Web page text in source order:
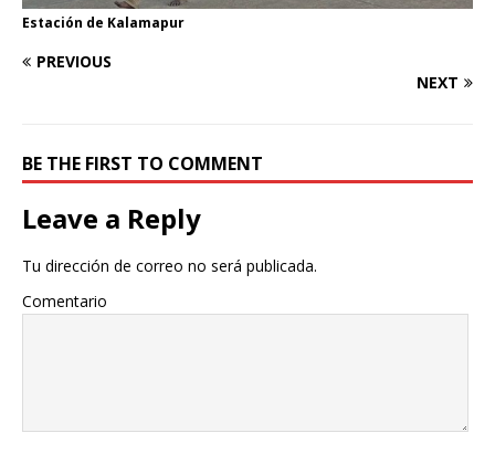
Estación de Kalamapur
PREVIOUS
NEXT
BE THE FIRST TO COMMENT
Leave a Reply
Tu dirección de correo no será publicada.
Comentario